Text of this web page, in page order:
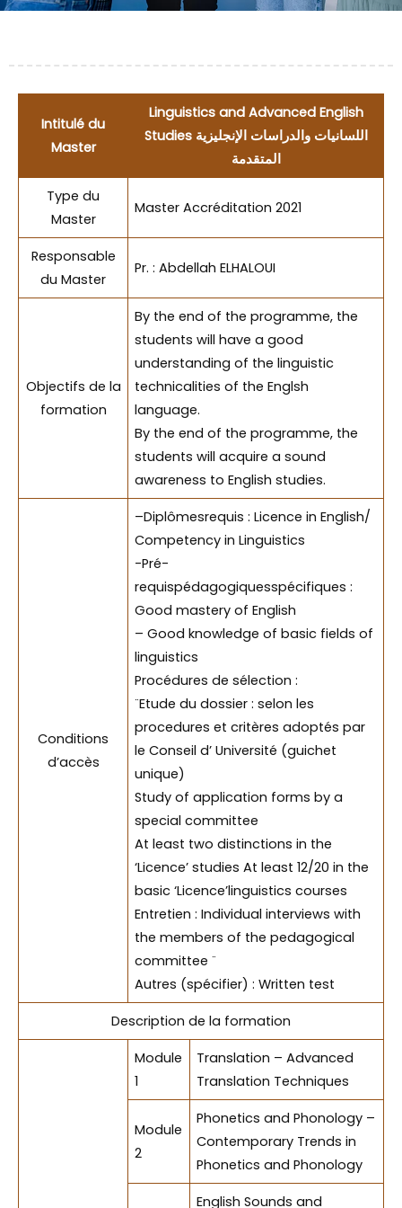
Intitulé du
Master
Linguistics and Advanced English
Studies اللسانيات والدراسات الإنجليزية
المتقدمة
Type du
Master
Master Accréditation 2021
Responsable
du Master
Pr. : Abdellah ELHALOUI
Objectifs de la
formation
By the end of the programme, the
students will have a good
understanding of the linguistic
technicalities of the Englsh
language.
By the end of the programme, the
students will acquire a sound
awareness to English studies.
Conditions
d’accès
–Diplômesrequis : Licence in English/
Competency in Linguistics
-Pré-
requispédagogiquesspécifiques :
Good mastery of English
– Good knowledge of basic fields of
linguistics
Procédures de sélection :
¨Etude du dossier : selon les
procedures et critères adoptés par
le Conseil d’ Université (guichet
unique)
Study of application forms by a
special committee
At least two distinctions in the
‘Licence’ studies At least 12/20 in the
basic ‘Licence’linguistics courses
Entretien : Individual interviews with
the members of the pedagogical
committee ¨
Autres (spécifier) : Written test
Description de la formation
Module
1
Translation – Advanced
Translation Techniques
Module
2
Phonetics and Phonology –
Contemporary Trends in
Phonetics and Phonology
English Sounds and